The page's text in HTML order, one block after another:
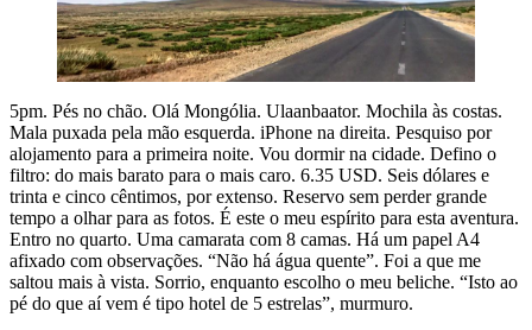
5pm. Pés no chão. Olá Mongólia. Ulaanbaator. Mochila às costas.
Mala puxada pela mão esquerda. iPhone na direita. Pesquiso por
alojamento para a primeira noite. Vou dormir na cidade. Defino o
filtro: do mais barato para o mais caro. 6.35 USD. Seis dólares e
trinta e cinco cêntimos, por extenso. Reservo sem perder grande
tempo a olhar para as fotos. É este o meu espírito para esta aventura.
Entro no quarto. Uma camarata com 8 camas. Há um papel A4
afixado com observações. “Não há água quente”. Foi a que me
saltou mais à vista. Sorrio, enquanto escolho o meu beliche. “Isto ao
pé do que aí vem é tipo hotel de 5 estrelas”, murmuro.